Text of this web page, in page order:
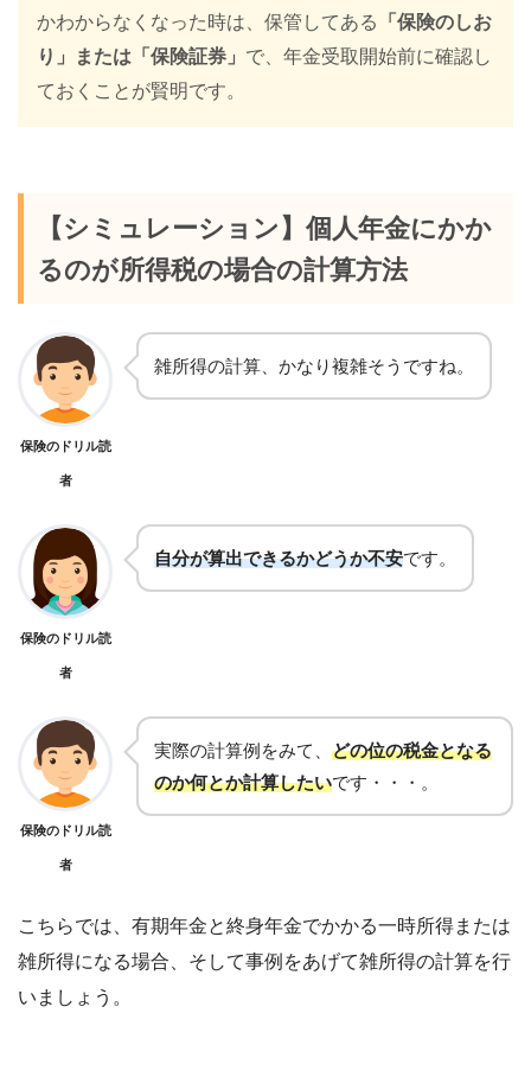
62歳 17年 21年
63歳 17年 20年
67歳 14年 17年
69歳
70歳 12年 14年
75歳
80歳
かわからなくなった時は、保管してある
「保険のしお
り」または「保険証券」 で、年金受取開始前に確認し
ておくことが賢明です。
【シミュレーション】個人年金にかか
るのが所得税の場合の計算方法
保険のドリル読
者
雑所得の計算、かなり複雑そうですね。
保険のドリル読
者
自分が算出できるかどうか不安です。
保険のドリル読
者
実際の計算例をみて、 どの位の税金となる
のか何とか計算したいです・・・。
こちらでは、 有期年金と終身年金でかかる一時所得または
雑所得になる場合、そして事例をあげて雑所得の計算を行
いましょう。